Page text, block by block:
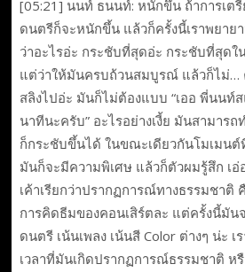
[05:21] นนท์ ธนนท์: หนักขึ้น ถ้าการเต
ดนตรีก็จะหนักขึ้น แล้วก็ครั้งนี้เราพยาย
ว่าอะไรอ่ะ กระชับที่สุดอ่ะ กระชับที่สุด
แต่ว่าให้มันครบถ้วนสมบูรณ์ แล้วก็ไม่…
สลิงไปอ่ะ มันก็ไม่ต้องแบบ “เออ พี่นนท์
นาทีนะครับ” อะไรอย่างเงี้ย มันสามาร
ก็กระชับขึ้นได้ ในขณะเดียวกันโมเมน
มันก็จะมีความพิเศษ แล้วก็ตัวผมรู้สึก เ
เค้าเรียกว่าปรากฏการณ์ทางธรรมชาติ
การคิดธีมของคอนเสิร์ตละ แต่ครั้งนี้มัน
ดนตรี เน้นเพลง เน้นสี Color ต่างๆ น่ะ เ
เวลาที่มันเกิดปรากฏการณ์ธรรมชาติ หรื